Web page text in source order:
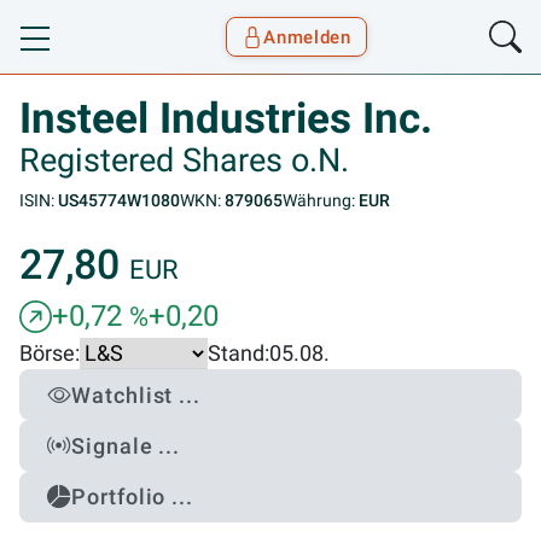
Toggle navigation
Anmelden
Insteel Industries Inc.
Registered Shares o.N.
ISIN:US45774W1080WKN:879065Währung: EUR
27,80 EUR
+0,72 %+0,20
Börse: Stand:05.08.
Watchlist ...
Signale ...
Portfolio ...